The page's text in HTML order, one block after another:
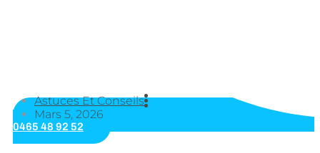
0465 48 92 52
Astuces Et Conseils
Mars 5, 2026